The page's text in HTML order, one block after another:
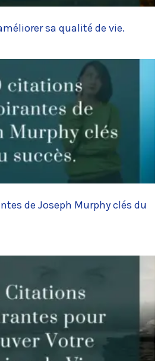
sa qualité de vie.
de Joseph Murphy clés du